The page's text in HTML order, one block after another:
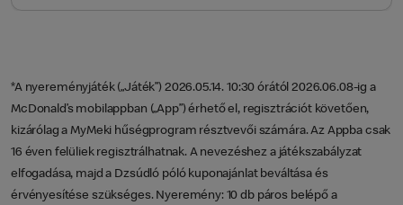
*A nyereményjáték („Játék”) 2026.05.14. 10:30 órától 2026.06.08-ig a
McDonald’s mobilappban („App”) érhető el, regisztrációt követően,
kizárólag a MyMeki hűségprogram résztvevői számára. Az Appba csak
16 éven felüliek regisztrálhatnak. A nevezéshez a játékszabályzat
elfogadása, majd a Dzsúdló póló kuponajánlat beváltása és
érvényesítése szükséges. Nyeremény: 10 db páros belépő a